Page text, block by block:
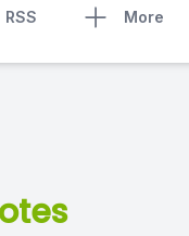
RSS More